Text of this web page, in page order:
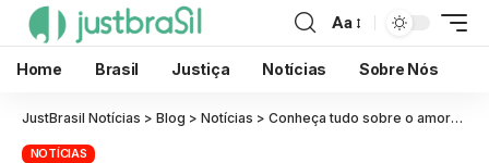
Aa
Home Brasil Justiça Notícias Sobre Nós
JustBrasil Notícias > Blog > Notícias > Conheça tudo sobre o amoroso gatinho siamês
NOTÍCIAS